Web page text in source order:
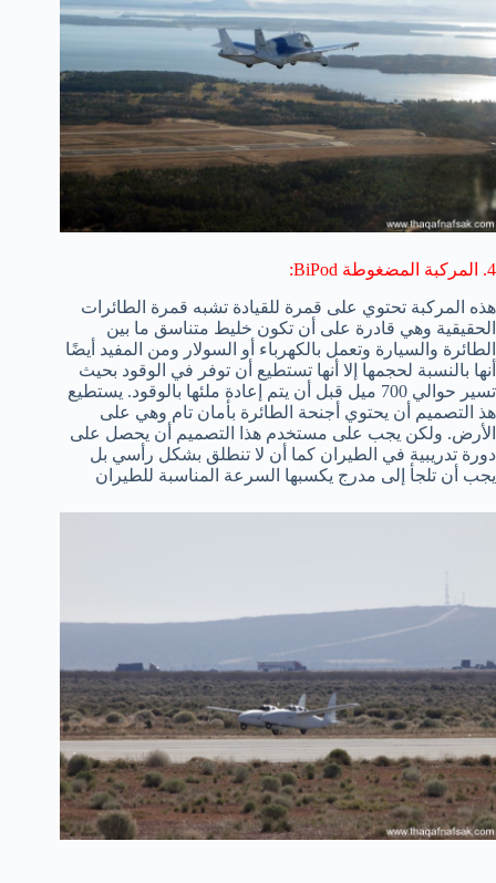
4. المركبة المضغوطة BiPod:
هذه المركبة تحتوي على قمرة للقيادة تشبه قمرة الطائرات
الحقيقية وهي قادرة على أن تكون خليط متناسق ما بين
الطائرة والسيارة وتعمل بالكهرباء أو السولار ومن المفيد أيضًا
أنها بالنسبة لحجمها إلا أنها تستطيع أن توفر في الوقود بحيث
تسير حوالي 700 ميل قبل أن يتم إعادة ملئها بالوقود. يستطيع
هذ التصميم أن يحتوي أجنحة الطائرة بأمان تام وهي على
الأرض. ولكن يجب على مستخدم هذا التصميم أن يحصل على
دورة تدريبية في الطيران كما أن لا تنطلق بشكل رأسي بل
يجب أن تلجأ إلى مدرج يكسبها السرعة المناسبة للطيران